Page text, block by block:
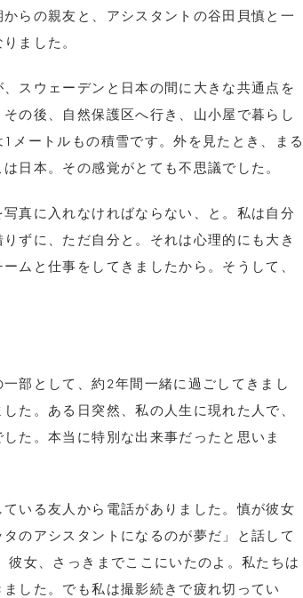
らの親友と、アシスタントの谷田貝慎と一
ました。
スウェーデンと日本の間に大きな共通点を
の後、自然保護区へ行き、山小屋で暮らし
メートルもの積雪です。外を見たとき、まる
日本。その感覚がとても不思議でした。
真に入れなければならない、と。私は自分
ずに、ただ自分と。それは心理的にも大き
ムと仕事をしてきましたから。そうして、
部として、約2年間一緒に過ごしてきまし
た。ある日突然、私の人生に現れた人で、
た。本当に特別な出来事だったと思いま
いる友人から電話がありました。慎が彼女
のアシスタントになるのが夢だ」と話して
女、さっきまでここにいたのよ。私たちは
した。でも私は撮影続きで疲れ切ってい